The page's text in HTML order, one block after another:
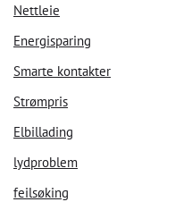
Nettleie
Energisparing
Smarte kontakter
Strømpris
Elbillading
lydproblem
feilsøking